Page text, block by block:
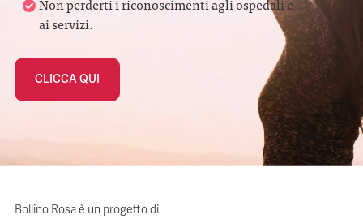
ai servizi.
CLICCA QUI
Bollino Rosa è un progetto di